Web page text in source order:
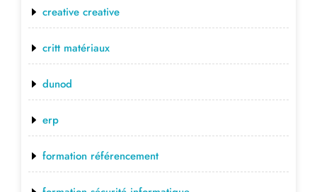
creative creative
critt matériaux
dunod
erp
formation référencement